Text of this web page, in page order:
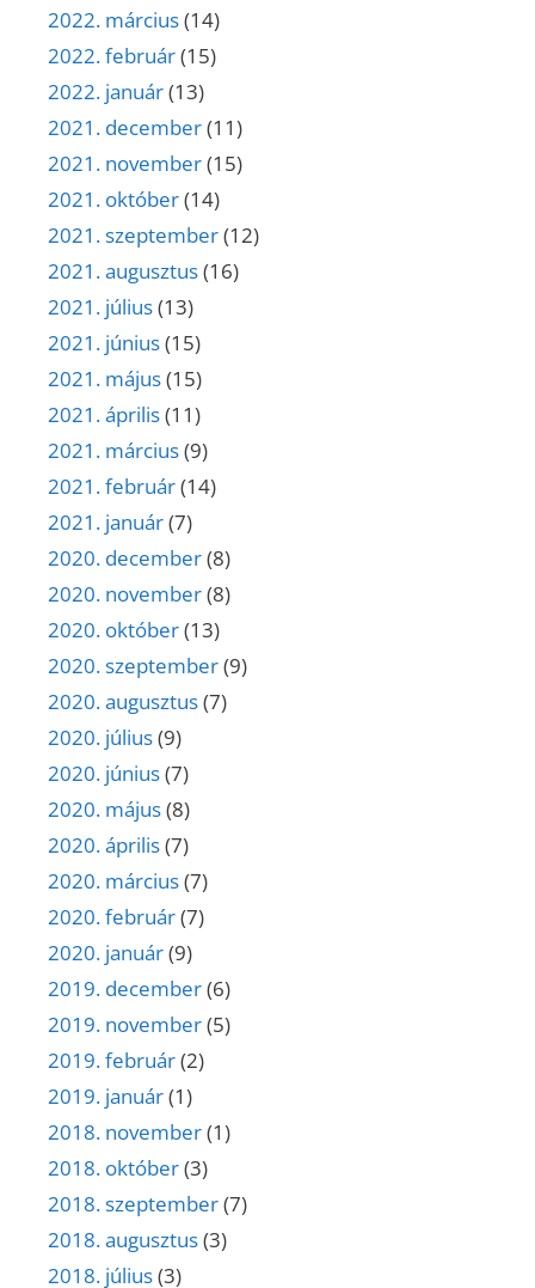
2022. március(14)
2022. február(15)
2022. január(13)
2021. december(11)
2021. november(15)
2021. október(14)
2021. szeptember(12)
2021. augusztus(16)
2021. július(13)
2021. június(15)
2021. május(15)
2021. április(11)
2021. március(9)
2021. február(14)
2021. január(7)
2020. december(8)
2020. november(8)
2020. október(13)
2020. szeptember(9)
2020. augusztus(7)
2020. július(9)
2020. június(7)
2020. május(8)
2020. április(7)
2020. március(7)
2020. február(7)
2020. január(9)
2019. december(6)
2019. november(5)
2019. február(2)
2019. január(1)
2018. november(1)
2018. október(3)
2018. szeptember(7)
2018. augusztus(3)
2018. július(3)